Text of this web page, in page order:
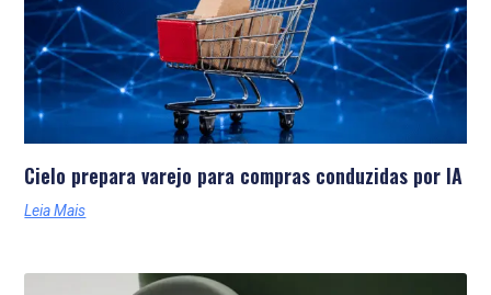
Cielo prepara varejo para compras conduzidas por IA
Leia Mais